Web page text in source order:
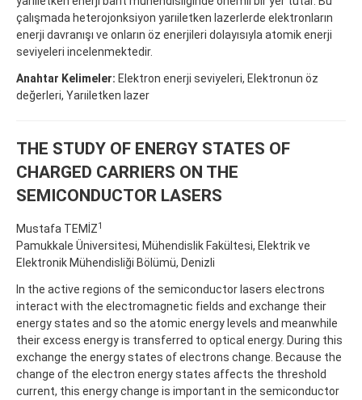
çalışmada heterojonksiyon yarıiletken lazerlerde elektronların
enerji davranışı ve onların öz enerjileri dolayısıyla atomik enerji
seviyeleri incelenmektedir.
Anahtar Kelimeler: Elektron enerji seviyeleri, Elektronun öz
değerleri, Yarıiletken lazer
THE STUDY OF ENERGY STATES OF
CHARGED CARRIERS ON THE
SEMICONDUCTOR LASERS
Mustafa TEMİZ1
Pamukkale Üniversitesi, Mühendislik Fakültesi, Elektrik ve
Elektronik Mühendisliği Bölümü, Denizli
In the active regions of the semiconductor lasers electrons
interact with the electromagnetic fields and exchange their
energy states and so the atomic energy levels and meanwhile
their excess energy is transferred to optical energy. During this
exchange the energy states of electrons change. Because the
change of the electron energy states affects the threshold
current, this energy change is important in the semiconductor